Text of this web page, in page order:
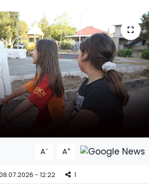
A- A+
- 12:22 1